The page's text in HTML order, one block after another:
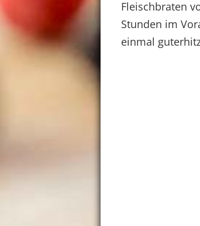
Fleischbraten
Stunden im
einmal